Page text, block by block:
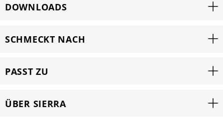
DOWNLOADS
SCHMECKT NACH
PASST ZU
ÜBER SIERRA